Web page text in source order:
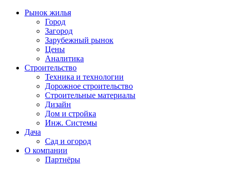
Рынок жилья
Город
Загород
Зарубежный рынок
Цены
Аналитика
Строительство
Техника и технологии
Дорожное строительство
Строительные материалы
Дизайн
Дом и стройка
Инж. Системы
Дача
Сад и огород
О компании
Партнёры